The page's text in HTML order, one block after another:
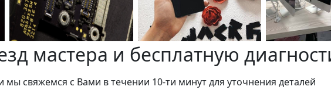
мастера и бесплатную
мы свяжемся с Вами в течении 10-ти минут для уточнения деталей